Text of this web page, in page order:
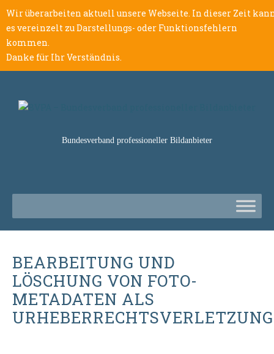
Wir überarbeiten aktuell unsere Webseite. In dieser Zeit
es vereinzelt zu Darstellungs- oder Funktionsfehlern
kommen.
Danke für Ihr Verständnis.
Bundesverband professioneller Bildanbieter
BEARBEITUNG UND
LÖSCHUNG VON FOTO-
METADATEN ALS
URHEBERRECHTSVERLETZUNG